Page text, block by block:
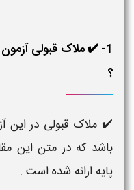
1- ✔️ ملاک قبولی
؟
✔️ ملاک قبولی در این
باشد که در متن این
پایه ارائه شده است .